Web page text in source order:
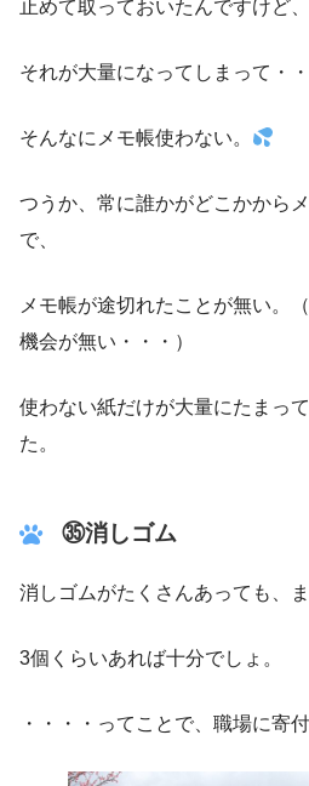
止めて取っておいたんですけど、
それが大量になってしまって・・
そんなにメモ帳使わない。
つうか、常に誰かがどこかから
で、
メモ帳が途切れたことが無い。
機会が無い・・・）
使わない紙だけが大量にたまっ
た。
㉟消しゴム
消しゴムがたくさんあっても、ま
3個くらいあれば十分でしょ。
・・・・ってことで、職場に寄